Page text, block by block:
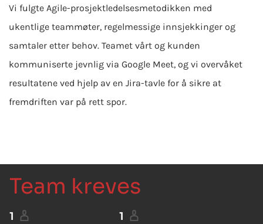
Vi fulgte Agile-prosjektledelsesmetodikken med
ukentlige teammøter, regelmessige innsjekkinger og
samtaler etter behov. Teamet vårt og kunden
kommuniserte jevnlig via Google Meet, og vi overvåket
resultatene ved hjelp av en Jira-tavle for å sikre at
fremdriften var på rett spor.
Team kreves
1
1